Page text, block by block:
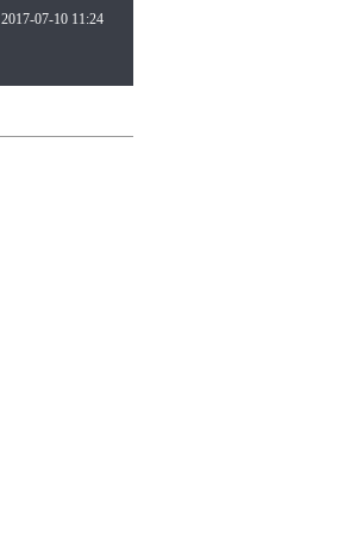
2017-07-10 11:24